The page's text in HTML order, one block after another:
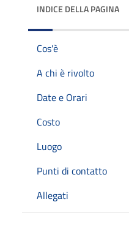
INDICE DELLA PAGINA
Cos'è
A chi è rivolto
Date e Orari
Costo
Luogo
Punti di contatto
Allegati